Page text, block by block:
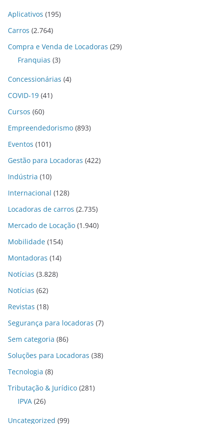
Aplicativos (195)
Carros (2.764)
Compra e Venda de Locadoras (29)
Franquias (3)
Concessionárias (4)
COVID-19 (41)
Cursos (60)
Empreendedorismo (893)
Eventos (101)
Gestão para Locadoras (422)
Indústria (10)
Internacional (128)
Locadoras de carros (2.735)
Mercado de Locação (1.940)
Mobilidade (154)
Montadoras (14)
Notícias (3.828)
Notícias (62)
Revistas (18)
Segurança para locadoras (7)
Sem categoria (86)
Soluções para Locadoras (38)
Tecnologia (8)
Tributação & Jurídico (281)
IPVA (26)
Uncategorized (99)